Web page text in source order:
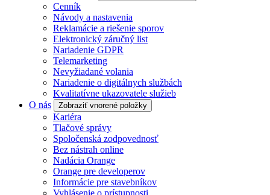
Cenník
Návody a nastavenia
Reklamácie a riešenie sporov
Elektronický záručný list
Nariadenie GDPR
Telemarketing
Nevyžiadané volania
Nariadenie o digitálnych službách
Kvalitatívne ukazovatele služieb
O nás
Zobraziť vnorené položky
Kariéra
Tlačové správy
Spoločenská zodpovednosť
Bez nástrah online
Nadácia Orange
Orange pre developerov
Informácie pre stavebníkov
Vyhlásenie o prístupnosti